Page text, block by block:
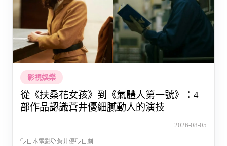
影視娛樂
從《扶桑花女孩》到《氣體人第一號》：4
部作品認識蒼井優細膩動人的演技
2026-08-05
日本電影 蒼井優 日劇